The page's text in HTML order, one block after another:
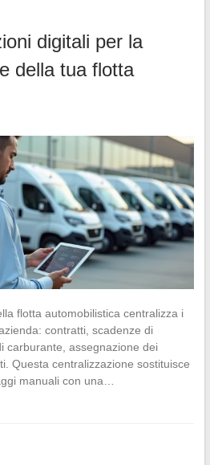
digitali per la
della tua flotta
flotta automobilistica centralizza i
contratti, scadenze di
carburante, assegnazione dei
Questa centralizzazione sostituisce
manuali con una…